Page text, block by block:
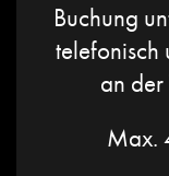
Buchung
telefonisch
an der
Max.